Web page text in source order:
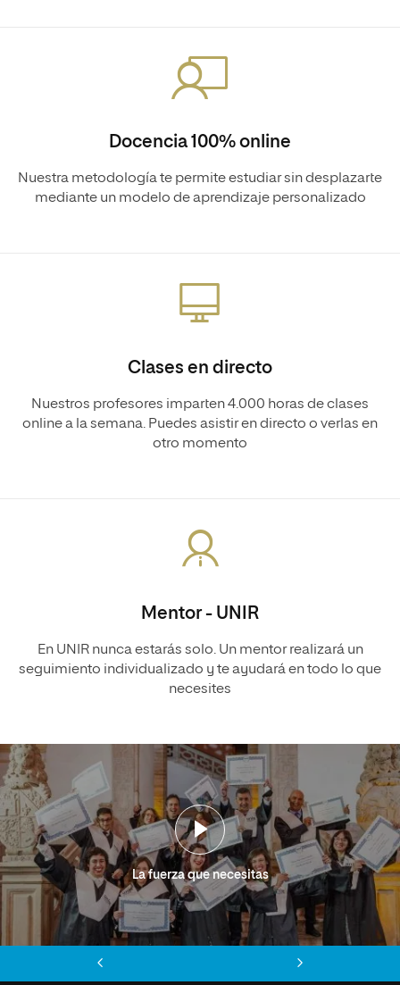
Docencia 100% online
Nuestra metodología te permite estudiar sin desplazarte
mediante un modelo de aprendizaje personalizado
Clases en directo
Nuestros profesores imparten 4.000 horas de clases
online a la semana. Puedes asistir en directo o verlas en
otro momento
Mentor - UNIR
En UNIR nunca estarás solo. Un mentor realizará un
seguimiento individualizado y te ayudará en todo lo que
necesites
La fuerza que necesitas